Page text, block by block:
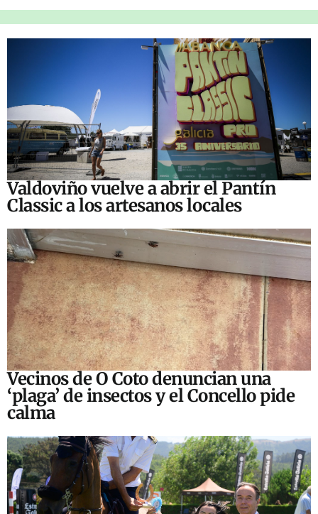
Valdoviño vuelve a abrir el Pantín
Classic a los artesanos locales
Vecinos de O Coto denuncian una
‘plaga’ de insectos y el Concello pide
calma